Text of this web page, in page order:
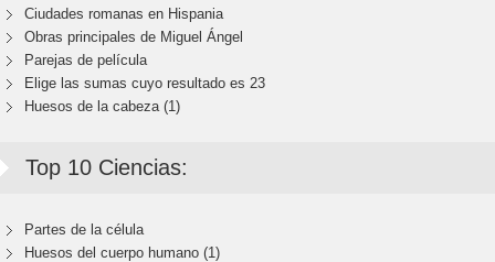
Ciudades romanas en Hispania
Obras principales de Miguel Ángel
Parejas de película
Elige las sumas cuyo resultado es 23
Huesos de la cabeza (1)
Top 10 Ciencias:
Partes de la célula
Huesos del cuerpo humano (1)